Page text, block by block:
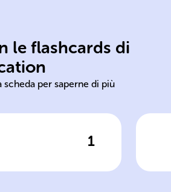
le flashcards di
scheda per saperne di più
1
si sono svolte dal
vedendo la
1803